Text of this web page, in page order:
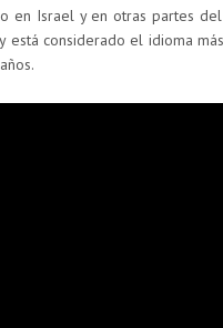
en Israel y en otras partes
considerado el idioma